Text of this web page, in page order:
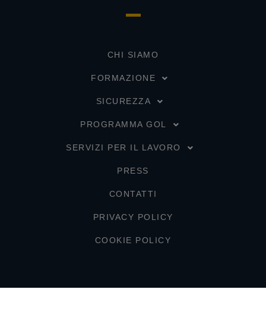
CHI SIAMO
FORMAZIONE
SICUREZZA
PROGRAMMA GOL
SERVIZI PER IL LAVORO
PRESS
CONTATTI
PRIVACY POLICY
COOKIE POLICY